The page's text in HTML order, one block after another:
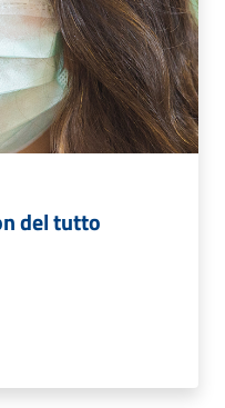
del tutto